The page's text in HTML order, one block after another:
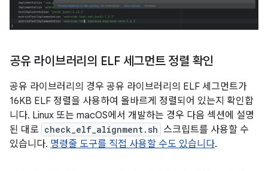
공유 라이브러리의 ELF 세그먼트 정렬 확인
공유 라이브러리의 경우 공유 라이브러리의 ELF 세그먼트가
16KB ELF 정렬을 사용하여 올바르게 정렬되어 있는지 확인합
니다. Linux 또는 macOS에서 개발하는 경우 다음 섹션에 설명
된 대로 check_elf_alignment.sh 스크립트를 사용할 수
있습니다. 명령줄 도구를 직접 사용할 수도 있습니다.